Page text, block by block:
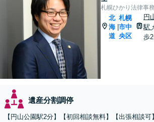
札幌ひかり法律事
北
海
道
札幌
市中
央区
円
駅
歩
遺産分割調停
【円山公園駅2分】【初回相談無料】【出張相談可